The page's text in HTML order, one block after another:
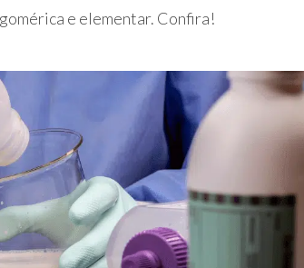
e elementar. Confira!